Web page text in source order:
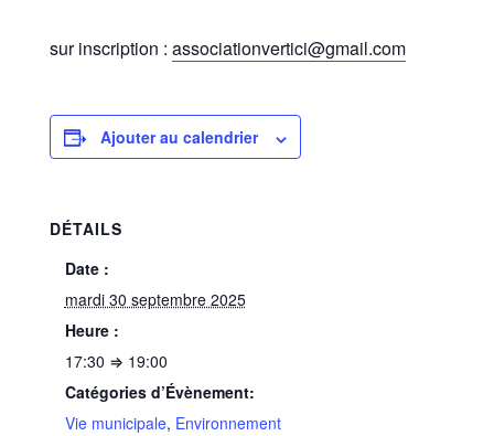
sur inscription : associationvertici@gmail.com
Ajouter au calendrier
DÉTAILS
Date :
mardi 30 septembre 2025
Heure :
17:30 ⇒ 19:00
Catégories d’Évènement:
Vie municipale, Environnement